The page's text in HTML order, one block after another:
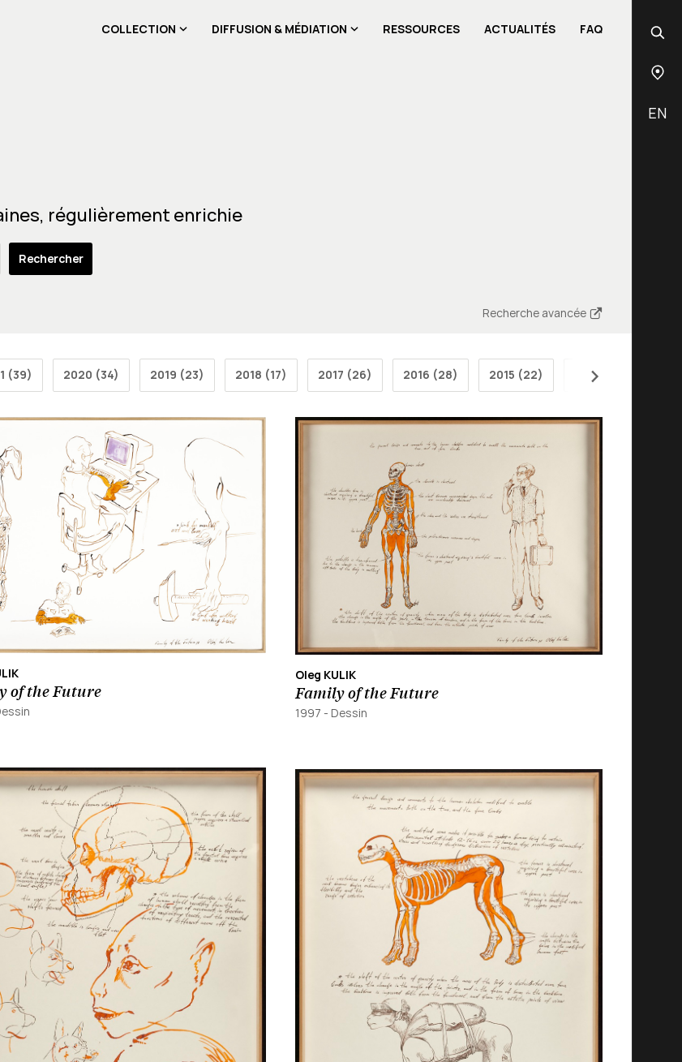
EN
COLLECTION DIFFUSION & MÉDIATION RESSOURCES ACTUALITÉS FAQ
régulièrement enrichie
Rechercher
Recherche avancée
(39) 2020 (34) 2019 (23) 2018 (17) 2017 (26) 2016 (28) 2015 (22) 2014 (28)
of the Future
Oleg KULIK
Family of the Future
1997 - Dessin